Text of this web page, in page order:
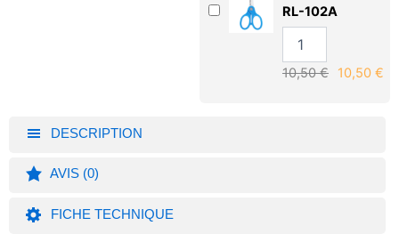
RL-102A
10,50€ 10,50 €
DESCRIPTION
AVIS (0)
FICHE TECHNIQUE